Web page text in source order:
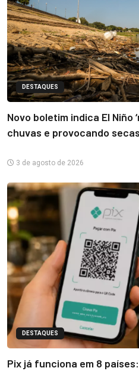
DESTAQUES
Novo boletim indica El Niño
chuvas e provocando
3 de agosto de 2026
DESTAQUES
Pix já funciona em 8